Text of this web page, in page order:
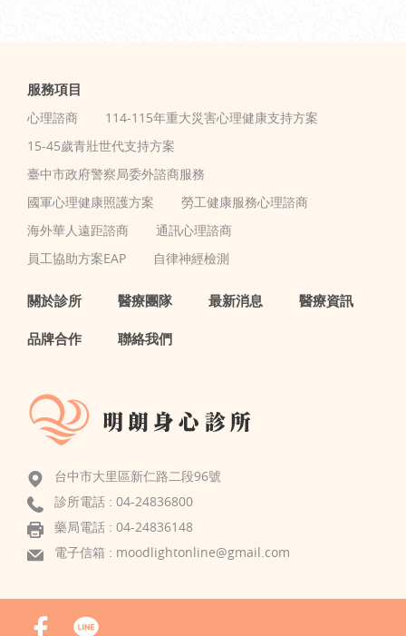
服務項目
心理諮商
114-115年重大災害心理健康支持方案
15-45歲青壯世代支持方案
臺中市政府警察局委外諮商服務
國軍心理健康照護方案
勞工健康服務心理諮商
海外華人遠距諮商
通訊心理諮商
員工協助方案EAP
自律神經檢測
關於診所 醫療團隊 最新消息 醫療資訊
品牌合作 聯絡我們
台中市大里區新仁路二段96號
診所電話 : 04-24836800
藥局電話 : 04-24836148
電子信箱 : moodlightonline@gmail.com